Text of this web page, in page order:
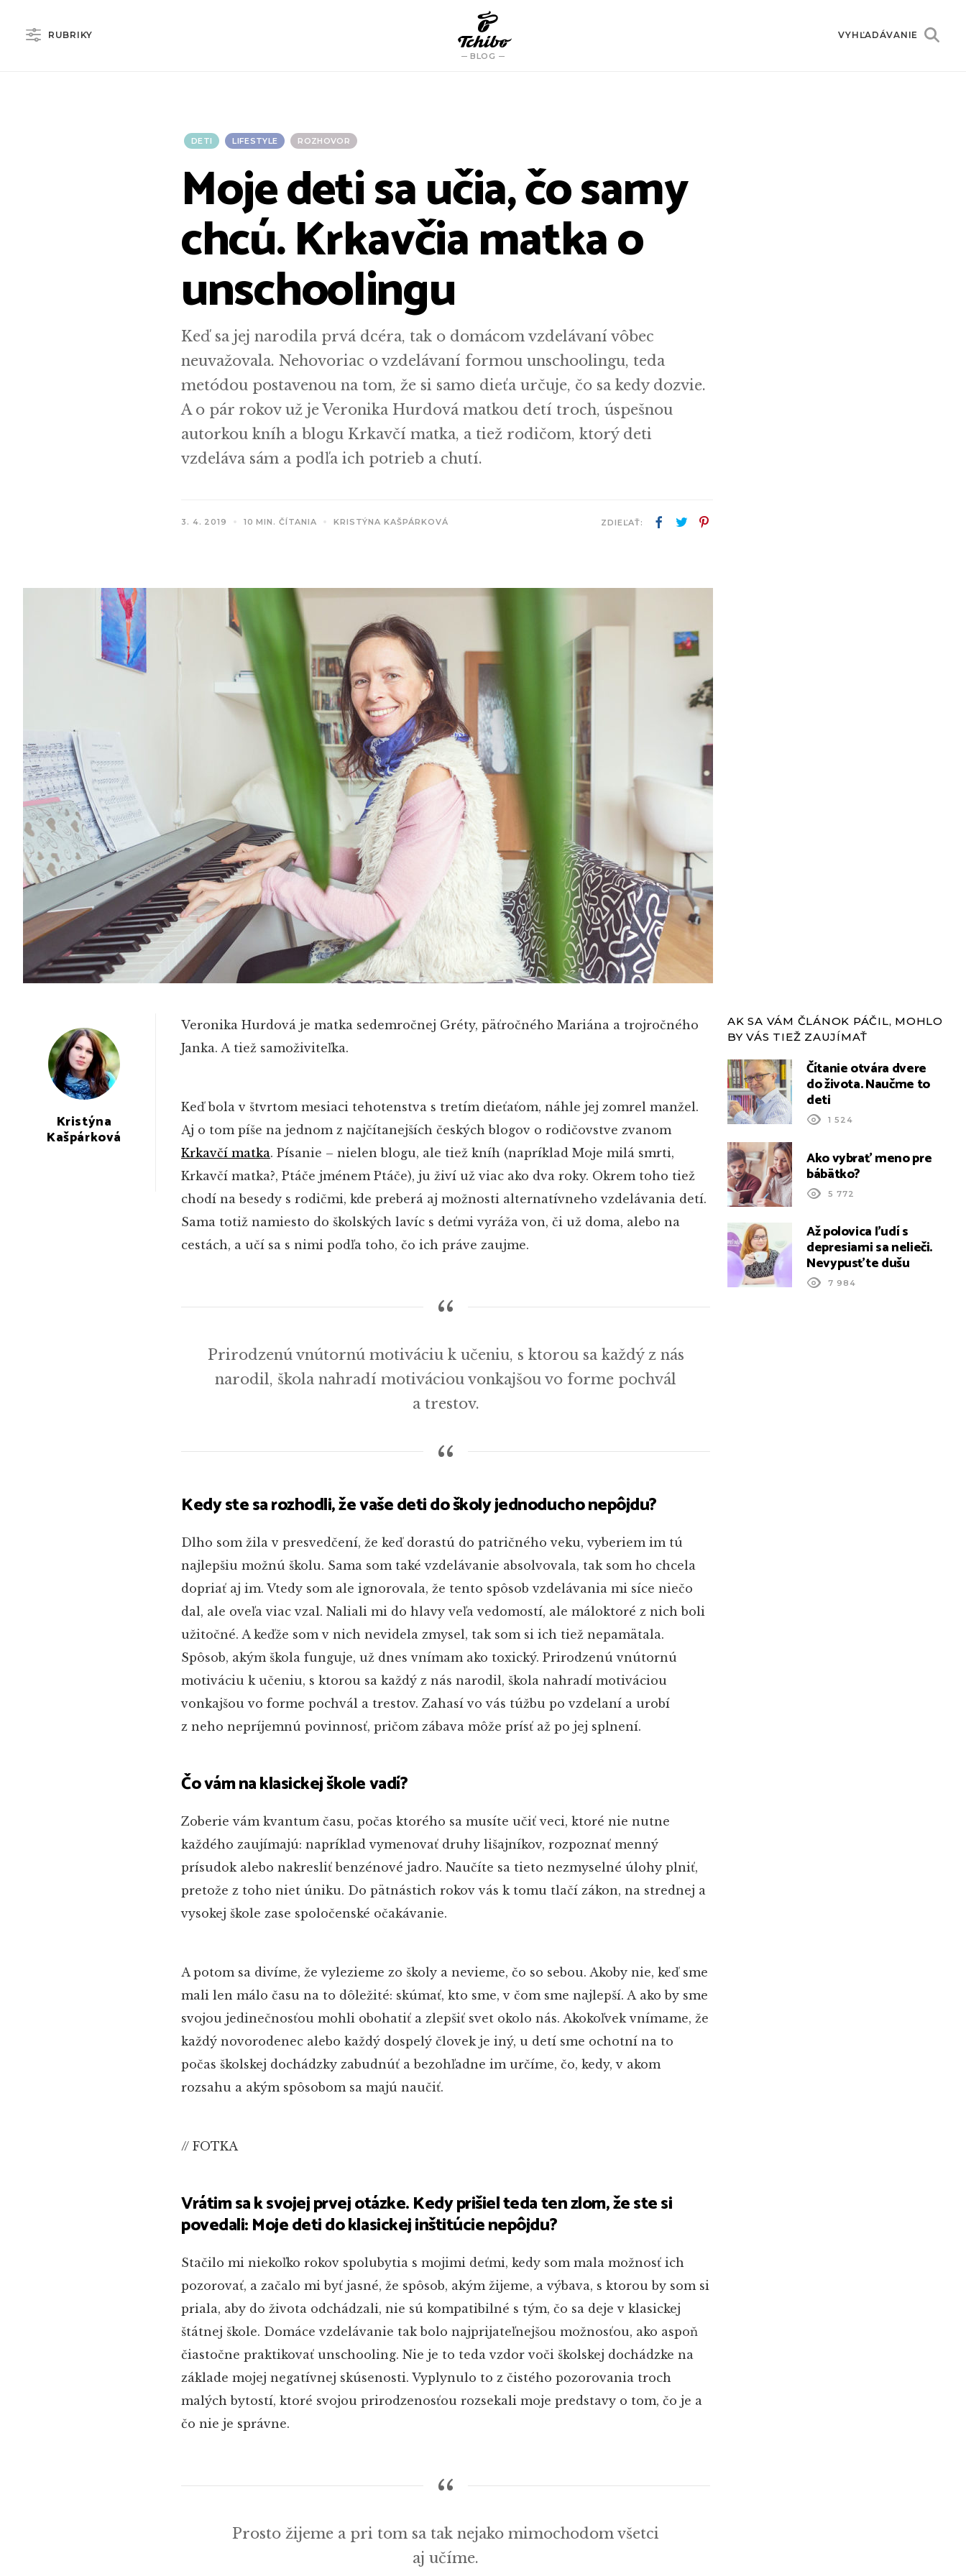
RUBRIKY
BLOG
VYHĽADÁVANIE
DETI LIFESTYLE ROZHOVOR
Moje deti sa učia, čo samy
chcú. Krkavčia matka o
unschoolingu
Keď sa jej narodila prvá dcéra, tak o domácom vzdelávaní vôbec
neuvažovala. Nehovoriac o vzdelávaní formou unschoolingu, teda
metódou postavenou na tom, že si samo dieťa určuje, čo sa kedy dozvie.
A o pár rokov už je Veronika Hurdová matkou detí troch, úspešnou
autorkou kníh a blogu Krkavčí matka, a tiež rodičom, ktorý deti
vzdeláva sám a podľa ich potrieb a chutí.
3. 4. 2019 10 MIN. ČÍTANIA KRISTÝNA KAŠPÁRKOVÁ ZDIEĽAŤ:
Kristýna
Kašpárková
Veronika Hurdová je matka sedemročnej Gréty, päťročného Mariána a trojročného
Janka. A tiež samoživiteľka.
Keď bola v štvrtom mesiaci tehotenstva s tretím dieťaťom, náhle jej zomrel manžel.
Aj o tom píše na jednom z najčítanejších českých blogov o rodičovstve zvanom
Krkavčí matka. Písanie – nielen blogu, ale tiež kníh (napríklad Moje milá smrti,
Krkavčí matka?, Ptáče jménem Ptáče), ju živí už viac ako dva roky. Okrem toho tiež
chodí na besedy s rodičmi, kde preberá aj možnosti alternatívneho vzdelávania detí.
Sama totiž namiesto do školských lavíc s deťmi vyráža von, či už doma, alebo na
cestách, a učí sa s nimi podľa toho, čo ich práve zaujme.
Prirodzenú vnútornú motiváciu k učeniu, s ktorou sa každý z nás
narodil, škola nahradí motiváciou vonkajšou vo forme pochvál
a trestov.
Kedy ste sa rozhodli, že vaše deti do školy jednoducho nepôjdu?
Dlho som žila v presvedčení, že keď dorastú do patričného veku, vyberiem im tú
najlepšiu možnú školu. Sama som také vzdelávanie absolvovala, tak som ho chcela
dopriať aj im. Vtedy som ale ignorovala, že tento spôsob vzdelávania mi síce niečo
dal, ale oveľa viac vzal. Naliali mi do hlavy veľa vedomostí, ale máloktoré z nich boli
užitočné. A keďže som v nich nevidela zmysel, tak som si ich tiež nepamätala.
Spôsob, akým škola funguje, už dnes vnímam ako toxický. Prirodzenú vnútornú
motiváciu k učeniu, s ktorou sa každý z nás narodil, škola nahradí motiváciou
vonkajšou vo forme pochvál a trestov. Zahasí vo vás túžbu po vzdelaní a urobí
z neho nepríjemnú povinnosť, pričom zábava môže prísť až po jej splnení.
Čo vám na klasickej škole vadí?
Zoberie vám kvantum času, počas ktorého sa musíte učiť veci, ktoré nie nutne
každého zaujímajú: napríklad vymenovať druhy lišajníkov, rozpoznať menný
prísudok alebo nakresliť benzénové jadro. Naučíte sa tieto nezmyselné úlohy plniť,
pretože z toho niet úniku. Do pätnástich rokov vás k tomu tlačí zákon, na strednej a
vysokej škole zase spoločenské očakávanie.
A potom sa divíme, že vylezieme zo školy a nevieme, čo so sebou. Akoby nie, keď sme
mali len málo času na to dôležité: skúmať, kto sme, v čom sme najlepší. A ako by sme
svojou jedinečnosťou mohli obohatiť a zlepšiť svet okolo nás. Akokoľvek vnímame, že
každý novorodenec alebo každý dospelý človek je iný, u detí sme ochotní na to
počas školskej dochádzky zabudnúť a bezohľadne im určíme, čo, kedy, v akom
rozsahu a akým spôsobom sa majú naučiť.
// FOTKA
Vrátim sa k svojej prvej otázke. Kedy prišiel teda ten zlom, že ste si
povedali: Moje deti do klasickej inštitúcie nepôjdu?
Stačilo mi niekoľko rokov spolubytia s mojimi deťmi, kedy som mala možnosť ich
pozorovať, a začalo mi byť jasné, že spôsob, akým žijeme, a výbava, s ktorou by som si
priala, aby do života odchádzali, nie sú kompatibilné s tým, čo sa deje v klasickej
štátnej škole. Domáce vzdelávanie tak bolo najprijateľnejšou možnosťou, ako aspoň
čiastočne praktikovať unschooling. Nie je to teda vzdor voči školskej dochádzke na
základe mojej negatívnej skúsenosti. Vyplynulo to z čistého pozorovania troch
malých bytostí, ktoré svojou prirodzenosťou rozsekali moje predstavy o tom, čo je a
čo nie je správne.
Prosto žijeme a pri tom sa tak nejako mimochodom všetci
aj učíme.
AK SA VÁM ČLÁNOK PÁČIL, MOHLO
BY VÁS TIEŽ ZAUJÍMAŤ
Čítanie otvára dvere
do života. Naučme to
deti
1 524
Ako vybrať meno pre
bábätko?
5 772
Až polovica ľudí s
depresiami sa nelieči.
Nevypusťte dušu
7 984